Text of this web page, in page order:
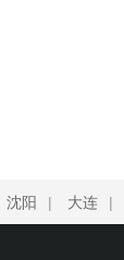
沈阳 | 大连 |